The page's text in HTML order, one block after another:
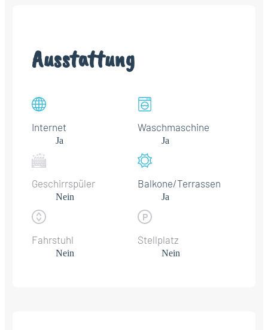
Ausstattung
Internet
Ja
Waschmaschine
Ja
Geschirrspüler
Nein
Balkone/Terrassen
Ja
Fahrstuhl
Nein
Stellplatz
Nein